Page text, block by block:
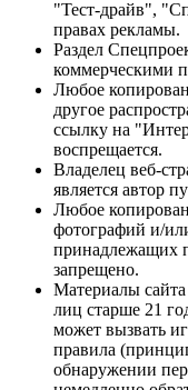
"Тест-драйв",
правах рекламы.
Раздел
коммерческими
Любое
другое
ссылку на
воспрещается.
Владелец веб-
является автор
Любое
фотографий и/
принадлежащих
запрещено.
Материалы сайта
лиц старше 21
может вызвать
правила
обнаружении